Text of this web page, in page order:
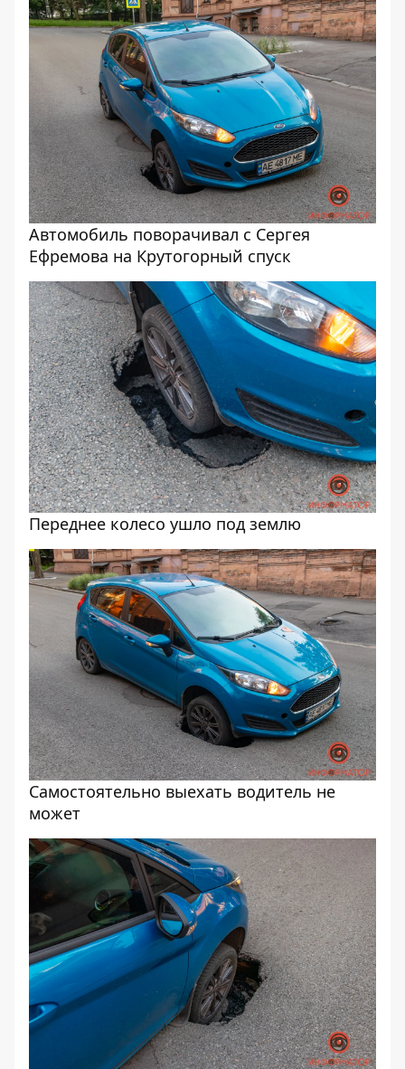
Автомобиль поворачивал с Сергея
Ефремова на Крутогорный спуск
Переднее колесо ушло под землю
Самостоятельно выехать водитель не
может